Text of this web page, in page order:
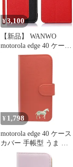
¥3,100
【新品】 WANWO
motorola edge 40 ケース
手帳型 モトローラ
ブロッキング] 高級PU
レザー マグネット開閉
タンド機能 耐衝撃 人気
便利 おしゃれ レッ 1
¥ 1,798
motorola edge 40 ケース
カバー 手帳型 うま 馬
edge 40ケース edge 40カ
バー edge40ケース